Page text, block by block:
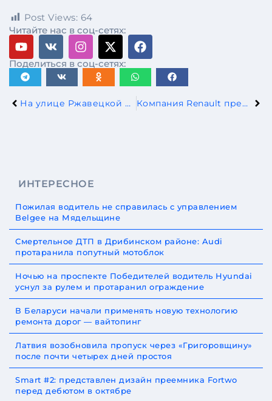
Post Views: 64
Читайте нас в соц-сетях:
Поделиться в соц-сетях:
На улице Ржавецкой в Минске водитель Haval, поворачивая налево, не уступила дорогу мотоциклу Компания Renault представила военный прототип на базе Rafale
ИНТЕРЕСНОЕ
Пожилая водитель не справилась с управлением
Belgee на Мядельщине
Смертельное ДТП в Дрибинском районе: Audi
протаранила попутный мотоблок
Ночью на проспекте Победителей водитель Hyundai
уснул за рулем и протаранил ограждение
В Беларуси начали применять новую технологию
ремонта дорог — вайтопинг
Латвия возобновила пропуск через «Григоровщину»
после почти четырех дней простоя
Smart #2: представлен дизайн преемника Fortwo
перед дебютом в октябре